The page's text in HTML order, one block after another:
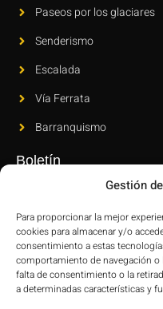
Gestión
Para proporcionar la mejor
cookies para almacenar y/o
consentimiento a estas
comportamiento de navegación
falta de consentimiento o la
a determinadas características y
Paseos por los glaciares
Senderismo
Escalada
Vía Ferrata
Barranquismo
Boletín
Suscríbase a nuestro
últimas innovaciones.